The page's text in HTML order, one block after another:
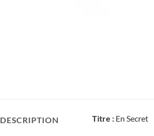
DESCRIPTION Titre : En Secret